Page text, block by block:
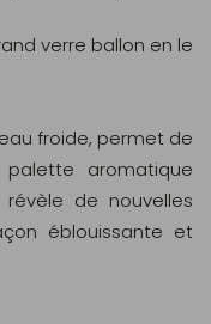
verre ballon en le
froide, permet de
aromatique
de nouvelles
éblouissante et